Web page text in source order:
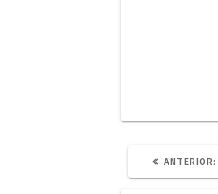
ANTERIOR: